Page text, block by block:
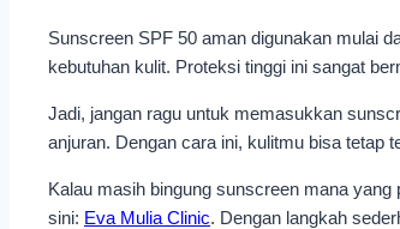
Sunscreen SPF 50 aman digunakan mulai
kebutuhan kulit. Proteksi tinggi ini sangat
Jadi, jangan ragu untuk memasukkan
anjuran. Dengan cara ini, kulitmu bisa tetap
Kalau masih bingung sunscreen mana
sini: Eva Mulia Clinic. Dengan langkah